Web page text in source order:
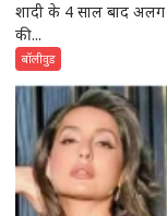
शादी के 4 साल बाद
की...
बॉलीवुड